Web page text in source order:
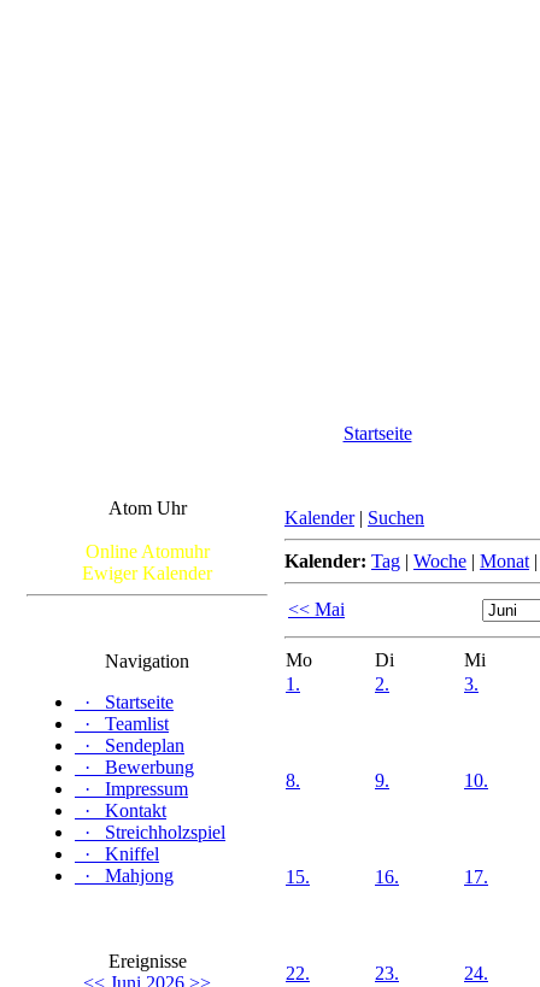
Startseite
Atom Uhr
Online Atomuhr
Ewiger Kalender
Navigation
·
Startseite
·
Teamlist
·
Sendeplan
·
Bewerbung
·
Impressum
·
Kontakt
·
Streichholzspiel
·
Kniffel
·
Mahjong
Ereignisse
<< Juni 2026 >>
Kalender | Suchen
Kalender: Tag | Woche | Monat
<< Mai
Mo Di
Mi
1.
2. 3.
8. 9. 10.
15. 16. 17.
22. 23. 24.